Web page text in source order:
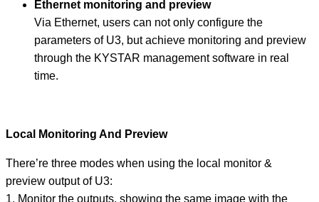
Ethernet monitoring and preview
Via Ethernet, users can not only configure the
parameters of U3, but achieve monitoring and preview
through the KYSTAR management software in real
time.
Local Monitoring And Preview
There’re three modes when using the local monitor &
preview output of U3:
1. Monitor the outputs, showing the same image with the